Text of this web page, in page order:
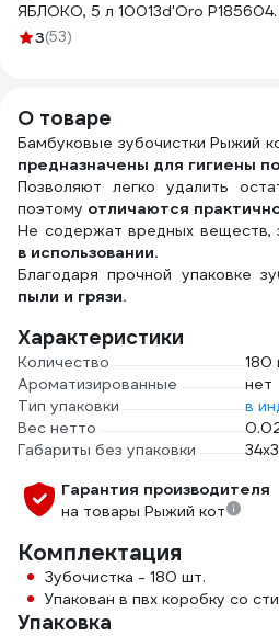
ЯБЛОКО, 5 л 10013
3(53)
d'Oro P185604
О товаре
Бамбуковые зубочистки Рыжий
предназначены для гигиены
Позволяют легко удалить
поэтому отличаются
Не содержат вредных веществ,
в использовании.
Благодаря прочной упаковке
пыли и грязи.
Характеристики
Количество
180
Ароматизированные
нет
Тип упаковки
в
Вес нетто
Габариты без упаковки
Гарантия производителя
на товары Рыжий кот
Комплектация
Зубочистка - 180 шт.
Упакован в пвх коробку со
Упаковка